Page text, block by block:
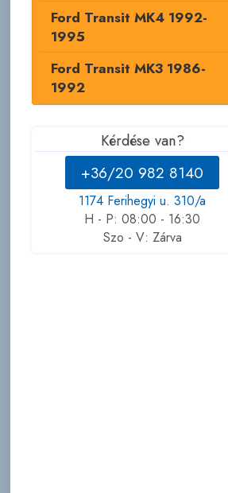
Ford Transit MK4 1992-
1995
Ford Transit MK3 1986-
1992
Kérdése van?
+36/20 982 8140
1174 Ferihegyi u. 310/a
H - P: 08:00 - 16:30
Szo - V: Zárva